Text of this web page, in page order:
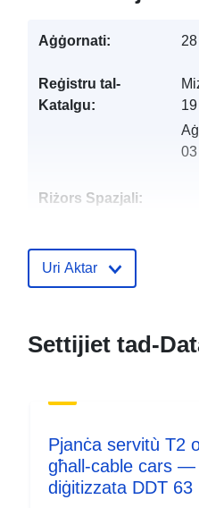
Aġġornati:
Reġistru tal-
Katalgu:
Riżors Spazjali:
Tip:
Uri Aktar
Settijiet tad-
Pjanċa servitù T2
għall-cable cars —
diġitizzata DDT 63